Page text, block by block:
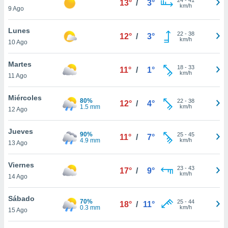
más
nuestra
y
de
disponible
cookies
aceptar
9 Ago
13° / 3°
km/h
Lunes
10 Ago
12° / 3° 22- 38
km/h
Martes
11 Ago
11° / 1° 18- 33
km/h
Miércoles
12 Ago
80%
1.5 mm
12° / 4° 22- 38
km/h
Jueves
13 Ago
90%
4.9 mm
11° / 7° 25- 45
km/h
Viernes
14 Ago
17° / 9° 23- 43
km/h
Sábado
15 Ago
70%
0.3 mm
18° / 11° 25- 44
km/h